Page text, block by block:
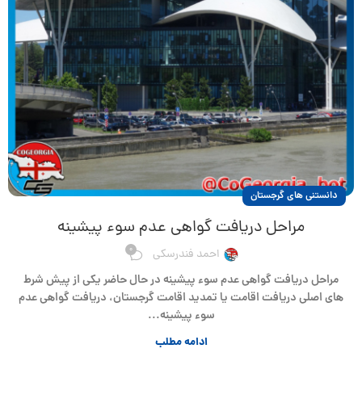
دانستنی های گرجستان
مراحل دریافت گواهی عدم سوء پیشینه
احمد فندرسکی 0
مراحل دریافت گواهی عدم سوء پیشینه در حال حاضر یکی از پیش شرط
های اصلی دریافت اقامت یا تمدید اقامت گرجستان، دریافت گواهی عدم
سوء پیشینه...
ادامه مطلب